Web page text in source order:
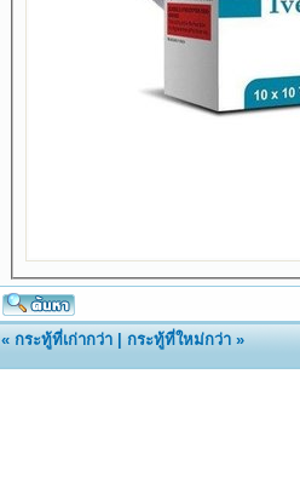
«กระทู้ที่เก่ากว่า |กระทู้ที่ใหม่กว่า »